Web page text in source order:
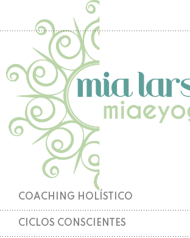
COACHING HOLÍSTICO
CICLOS CONSCIENTES